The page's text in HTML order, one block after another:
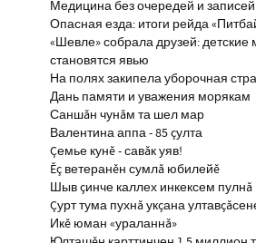
Медицина без очередей и записей
Опасная езда: итоги рейда
«Шевле» собрала друзей: детские
становятся явью
На полях закипела уборочная
Дань памяти и уважения морякам
Саншăн чунăм та шел мар
Валентина аппа - 85 çулта
Çемье кунĕ - савăк уяв!
Ĕç ветеранĕн сумлă юбилейĕ
Шыв çинче каллех инкексем пулнă
Çурт тума пухнă укçана
Икĕ юман «ураланнă»